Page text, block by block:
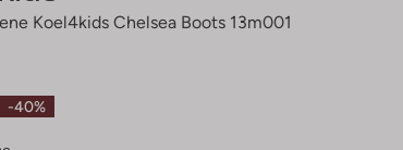
Koel4kids Chelsea Boots 13m001
-40%